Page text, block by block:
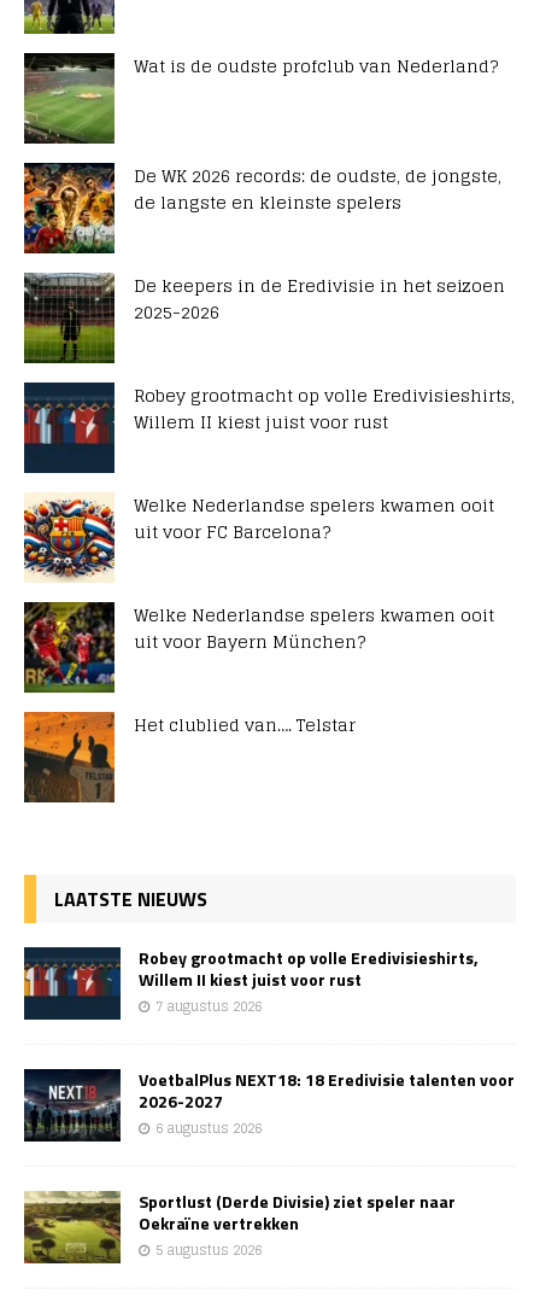
Wat is de oudste profclub van Nederland?
De WK 2026 records: de oudste, de jongste,
de langste en kleinste spelers
De keepers in de Eredivisie in het seizoen
2025-2026
Robey grootmacht op volle Eredivisieshirts,
Willem II kiest juist voor rust
Welke Nederlandse spelers kwamen ooit
uit voor FC Barcelona?
Welke Nederlandse spelers kwamen ooit
uit voor Bayern München?
Het clublied van…. Telstar
LAATSTE NIEUWS
Robey grootmacht op volle Eredivisieshirts,
Willem II kiest juist voor rust
7 augustus 2026
VoetbalPlus NEXT18: 18 Eredivisie talenten voor
2026-2027
6 augustus 2026
Sportlust (Derde Divisie) ziet speler naar
Oekraïne vertrekken
5 augustus 2026